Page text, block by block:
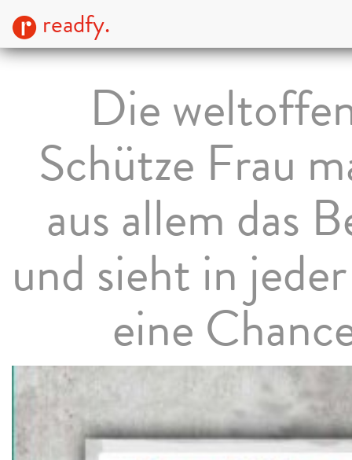
readfy.
Die
Schütze Frau
aus allem das
und sieht in
eine